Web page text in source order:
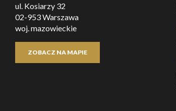
ul. Kosiarzy 32
02-953 Warszawa
woj. mazowieckie
ZOBACZ NA MAPIE